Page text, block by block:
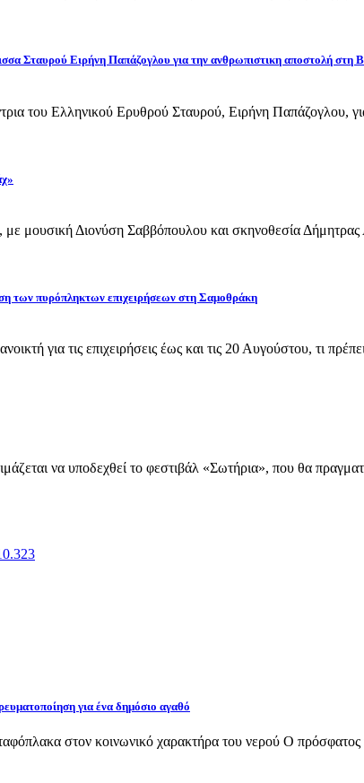
Σταυρού Ειρήνη Παπάζογλου για την ανθρωπιστικη αποστολή στη
του Ελληνικού Ερυθρού Σταυρού, Ειρήνη Παπάζογλου,
Διονύση Σαββόπουλου και σκηνοθεσία Δήμητρας
των πυρόπληκτων επιχειρήσεων στη Σαμοθράκη
για τις επιχειρήσεις έως και τις 20 Αυγούστου, τι
να υποδεχθεί το φεστιβάλ «Σωτήρια», που θα
για ένα δημόσιο αγαθό
στον κοινωνικό χαρακτήρα του νερού Ο πρόσφατος